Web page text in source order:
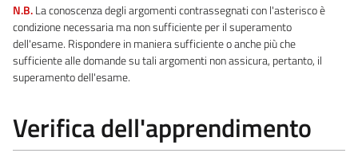
N.B.La conoscenza degli argomenti contrassegnati con l'asterisco è
condizione necessaria ma non sufficiente per il superamento
dell'esame. Rispondere in maniera sufficiente o anche più che
sufficiente alle domande su tali argomenti non assicura, pertanto, il
superamento dell'esame.
Verifica dell'apprendimento